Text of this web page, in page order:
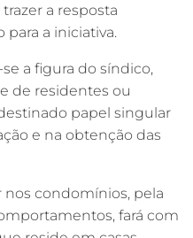
a resposta
a iniciativa.
a figura do síndico,
de residentes ou
papel singular
e na obtenção das
condomínios, pela
fará com